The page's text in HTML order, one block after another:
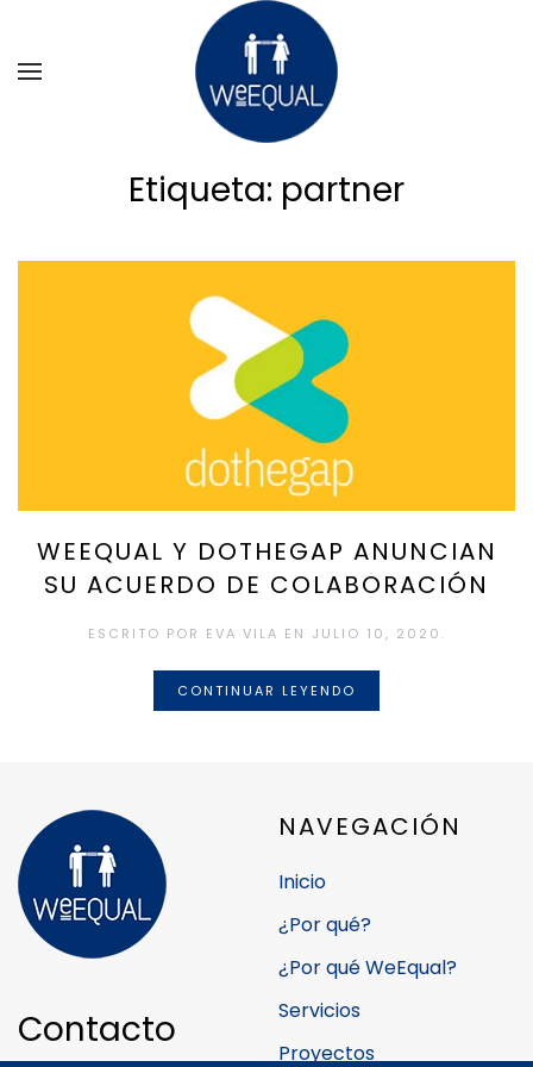
Ir al contenido principal
Etiqueta: partner
WEEQUAL Y DOTHEGAP ANUNCIAN
SU ACUERDO DE COLABORACIÓN
ESCRITO POR EVA VILA EN JULIO 10, 2020 .
CONTINUAR LEYENDO
Contacto
NAVEGACIÓN
Inicio
¿Por qué?
¿Por qué WeEqual?
Servicios
Proyectos